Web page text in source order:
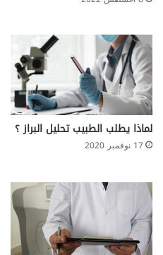
لماذا يطلب الطبيب تحليل البراز ؟
17 نوفمبر 2020